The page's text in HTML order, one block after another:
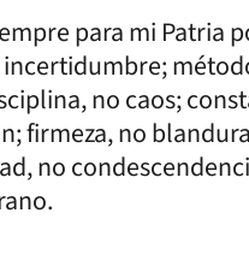
para mi Patria
no caos;
firmeza, no
no